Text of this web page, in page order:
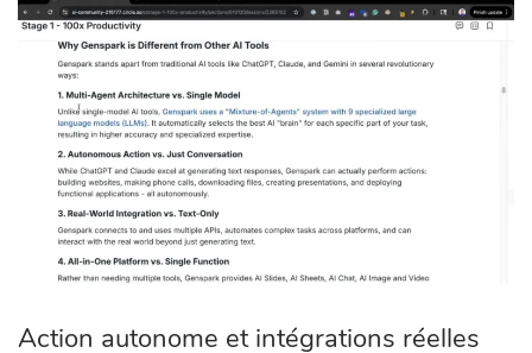
Action autonome et intégrations réelles